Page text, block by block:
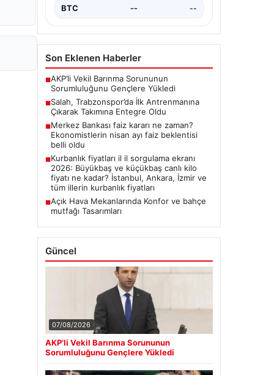
BTC -- --
Son Eklenen Haberler
■AKP’li Vekil Barınma Sorununun
Sorumluluğunu Gençlere Yükledi
■Salah, Trabzonspor’da İlk Antrenmanına
Çıkarak Takımına Entegre Oldu
■Merkez Bankası faiz kararı ne zaman?
Ekonomistlerin nisan ayı faiz beklentisi
belli oldu
■Kurbanlık fiyatları il il sorgulama ekranı
2026: Büyükbaş ve küçükbaş canlı kilo
fiyatı ne kadar? İstanbul, Ankara, İzmir ve
tüm illerin kurbanlık fiyatları
■Açık Hava Mekanlarında Konfor ve bahçe
mutfağı Tasarımları
Güncel
07/08/2026
AKP’li Vekil Barınma Sorununun
Sorumluluğunu Gençlere Yükledi